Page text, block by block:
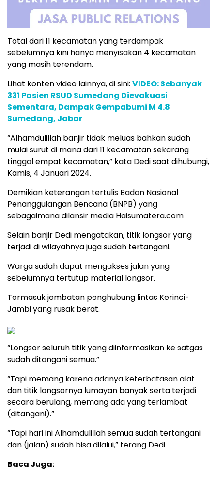
Total dari 11 kecamatan yang terdampak
sebelumnya kini hanya menyisakan 4 kecamatan
yang masih terendam.
Lihat konten video lainnya, di sini: VIDEO: Sebanyak
331 Pasien RSUD Sumedang Dievakuasi
Sementara, Dampak Gempabumi M 4.8
Sumedang, Jabar
“Alhamdulillah banjir tidak meluas bahkan sudah
mulai surut di mana dari 11 kecamatan sekarang
tinggal empat kecamatan,” kata Dedi saat dihubungi,
Kamis, 4 Januari 2024.
Demikian keterangan tertulis Badan Nasional
Penanggulangan Bencana (BNPB) yang
sebagaimana dilansir media Haisumatera.com
Selain banjir Dedi mengatakan, titik longsor yang
terjadi di wilayahnya juga sudah tertangani.
Warga sudah dapat mengakses jalan yang
sebelumnya tertutup material longsor.
Termasuk jembatan penghubung lintas Kerinci-
Jambi yang rusak berat.
“Longsor seluruh titik yang diinformasikan ke satgas
sudah ditangani semua.”
“Tapi memang karena adanya keterbatasan alat
dan titik longsornya lumayan banyak serta terjadi
secara berulang, memang ada yang terlambat
(ditangani).”
“Tapi hari ini Alhamdulillah semua sudah tertangani
dan (jalan) sudah bisa dilalui,” terang Dedi.
Baca Juga: